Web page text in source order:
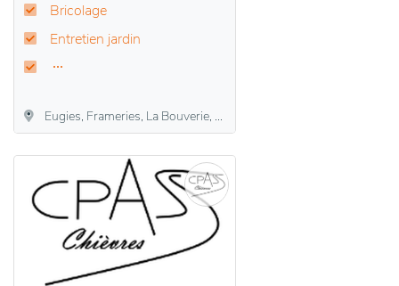
Bricolage
Entretien jardin
Eugies, Frameries, La Bouverie, Noirchain, Sars-la-Bruyère